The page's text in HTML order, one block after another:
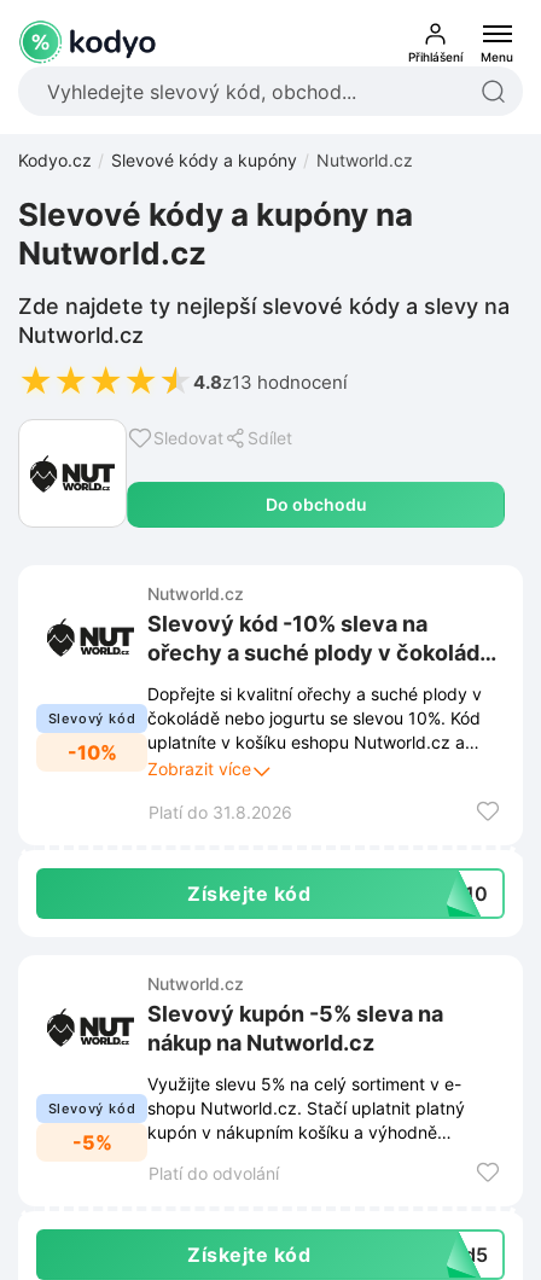
Přihlášení Menu
Kodyo.cz Slevové kódy a kupóny Nutworld.cz
Sledovat Sdílet
Do obchodu
Slevové kódy a kupóny na
Nutworld.cz
Zde najdete ty nejlepší slevové kódy a slevy na
Nutworld.cz
★★★★★ 4.8z13 hodnocení
Slevový kód
-10%
Nutworld.cz
Slevový kód -10% sleva na
ořechy a suché plody v čokoládě
nebo v jogurtu na Nutworld.cz
Dopřejte si kvalitní ořechy a suché plody v
čokoládě nebo jogurtu se slevou 10%. Kód
uplatníte v košíku eshopu Nutworld.cz a
získáte tak výhodnější nákup oblíbených
Zobrazit více
Platí do 31.8.2026
Získejte kód DA10
Slevový kód
-5%
Nutworld.cz
Slevový kupón -5% sleva na
nákup na Nutworld.cz
Využijte slevu 5% na celý sortiment v e-
shopu Nutworld.cz. Stačí uplatnit platný
kupón v nákupním košíku a výhodně
Platí do odvolání
Získejte kód rld5